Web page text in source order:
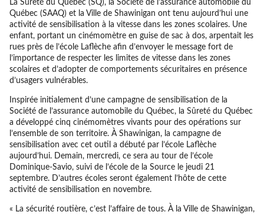
La Sûreté du Québec (SQ), la Société de l’assurance automobile du
Québec (SAAQ) et la Ville de Shawinigan ont tenu aujourd’hui une
activité de sensibilisation à la vitesse dans les zones scolaires. Une
enfant, portant un cinémomètre en guise de sac à dos, arpentait les
rues près de l’école Laflèche afin d’envoyer le message fort de
l’importance de respecter les limites de vitesse dans les zones
scolaires et d’adopter de comportements sécuritaires en présence
d’usagers vulnérables.
Inspirée initialement d’une campagne de sensibilisation de la
Société de l’assurance automobile du Québec, la Sûreté du Québec
a développé cinq cinémomètres vivants pour des opérations sur
l’ensemble de son territoire. À Shawinigan, la campagne de
sensibilisation avec cet outil a débuté par l’école Laflèche
aujourd’hui. Demain, mercredi, ce sera au tour de l’école
Dominique-Savio, suivi de l’école de la Source le jeudi 21
septembre. D’autres écoles seront également l’hôte de cette
activité de sensibilisation en novembre.
« La sécurité routière, c’est l’affaire de tous. À la Ville de Shawinigan,